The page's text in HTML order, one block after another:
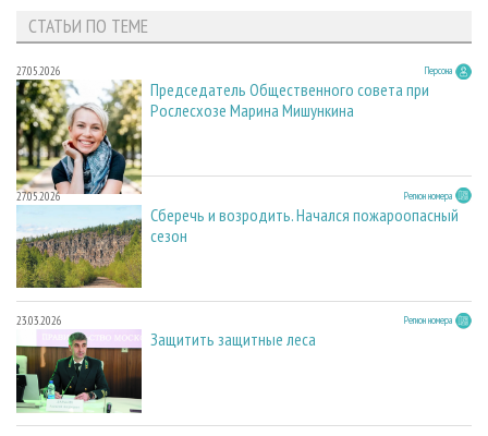
СТАТЬИ ПО ТЕМЕ
27.05.2026 Персона
Председатель Общественного совета при
Рослесхозе Марина Мишункина
27.05.2026 Регион номера
Сберечь и возродить. Начался пожароопасный
сезон
23.03.2026 Регион номера
Защитить защитные леса